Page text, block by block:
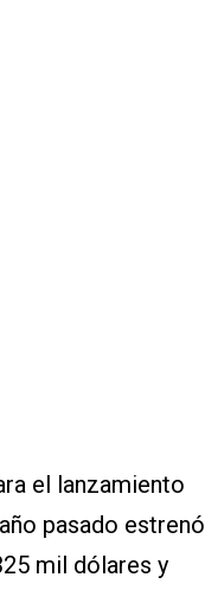
el lanzamiento
pasado estrenó
mil dólares y